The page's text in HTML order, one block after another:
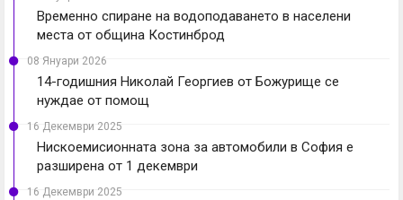
Временно спиране на водоподаването в населени
места от община Костинброд
08 Януари 2026
14-годишния Николай Георгиев от Божурище се
нуждае от помощ
16 Декември 2025
Нискоемисионната зона за автомобили в София е
разширена от 1 декември
16 Декември 2025